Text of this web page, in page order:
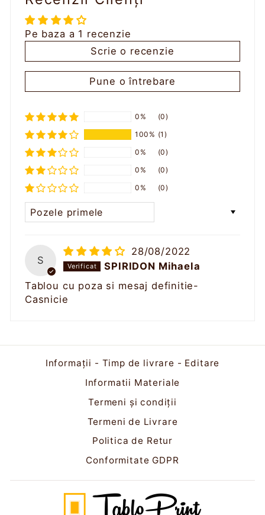
Pe baza a 1 recenzie
Scrie o recenzie
Pune o întrebare
0%
(0)
100% (1)
0%
(0)
0%
(0)
0%
(0)
SORT BY
S
28/08/2022
SPIRIDON Mihaela
Tablou cu poza si mesaj definitie-
Casnicie
Informații - Timp de livrare - Editare
Informatii Materiale
Termeni și condiții
Termeni de Livrare
Politica de Retur
Conformitate GDPR